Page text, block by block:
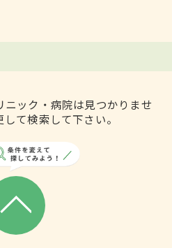
ック・病院は見つかりませ
て検索して下さい。